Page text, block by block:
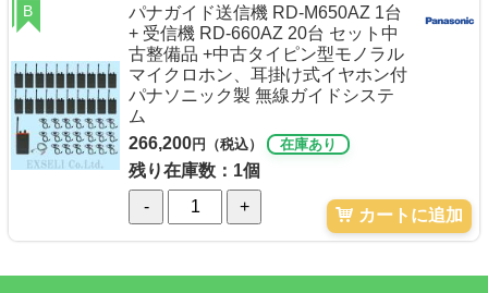
パナガイド送信機 RD-M650AZ 1台
+ 受信機 RD-660AZ 20台 セット中
古整備品 +中古タイピン型モノラル
マイクロホン、耳掛け式イヤホン付
パナソニック製 無線ガイドシステ
ム
266,200円（税込） 在庫あり
残り在庫数：1個
-
+ カートに追加
B